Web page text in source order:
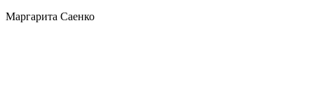
Маргарита Саенко